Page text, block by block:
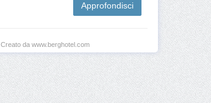
Approfondisci
Creato da www.berghotel.com